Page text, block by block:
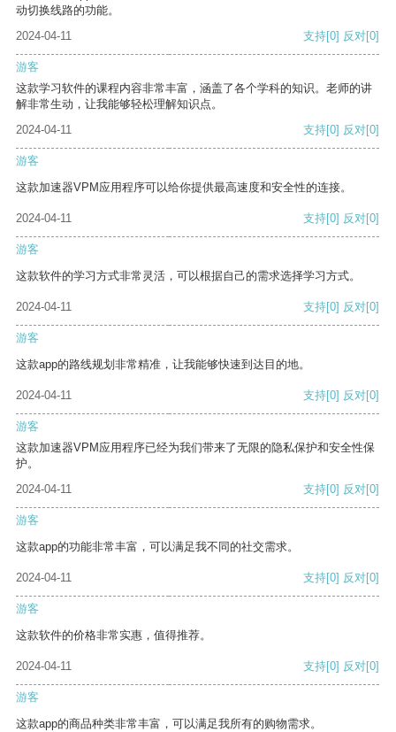
动切换线路的功能。
2024-04-11
支持[0] 反对[0]
游客
这款学习软件的课程内容非常丰富，涵盖了各个学科的知识。老师的讲
解非常生动，让我能够轻松理解知识点。
2024-04-11
支持[0] 反对[0]
游客
这款加速器VPM应用程序可以给你提供最高速度和安全性的连接。
2024-04-11 支持[0] 反对[0]
游客
这款软件的学习方式非常灵活，可以根据自己的需求选择学习方式。
2024-04-11 支持[0] 反对[0]
游客
这款app的路线规划非常精准，让我能够快速到达目的地。
2024-04-11 支持[0] 反对[0]
游客
这款加速器VPM应用程序已经为我们带来了无限的隐私保护和安全性保
护。
2024-04-11
支持[0] 反对[0]
游客
这款app的功能非常丰富，可以满足我不同的社交需求。
2024-04-11 支持[0] 反对[0]
游客
这款软件的价格非常实惠，值得推荐。
2024-04-11 支持[0] 反对[0]
游客
这款app的商品种类非常丰富，可以满足我所有的购物需求。